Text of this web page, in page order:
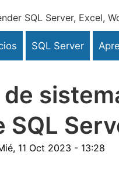
SQL Server, Excel,
SQL Server
de
SQL
11 Oct 2023 - 13:28